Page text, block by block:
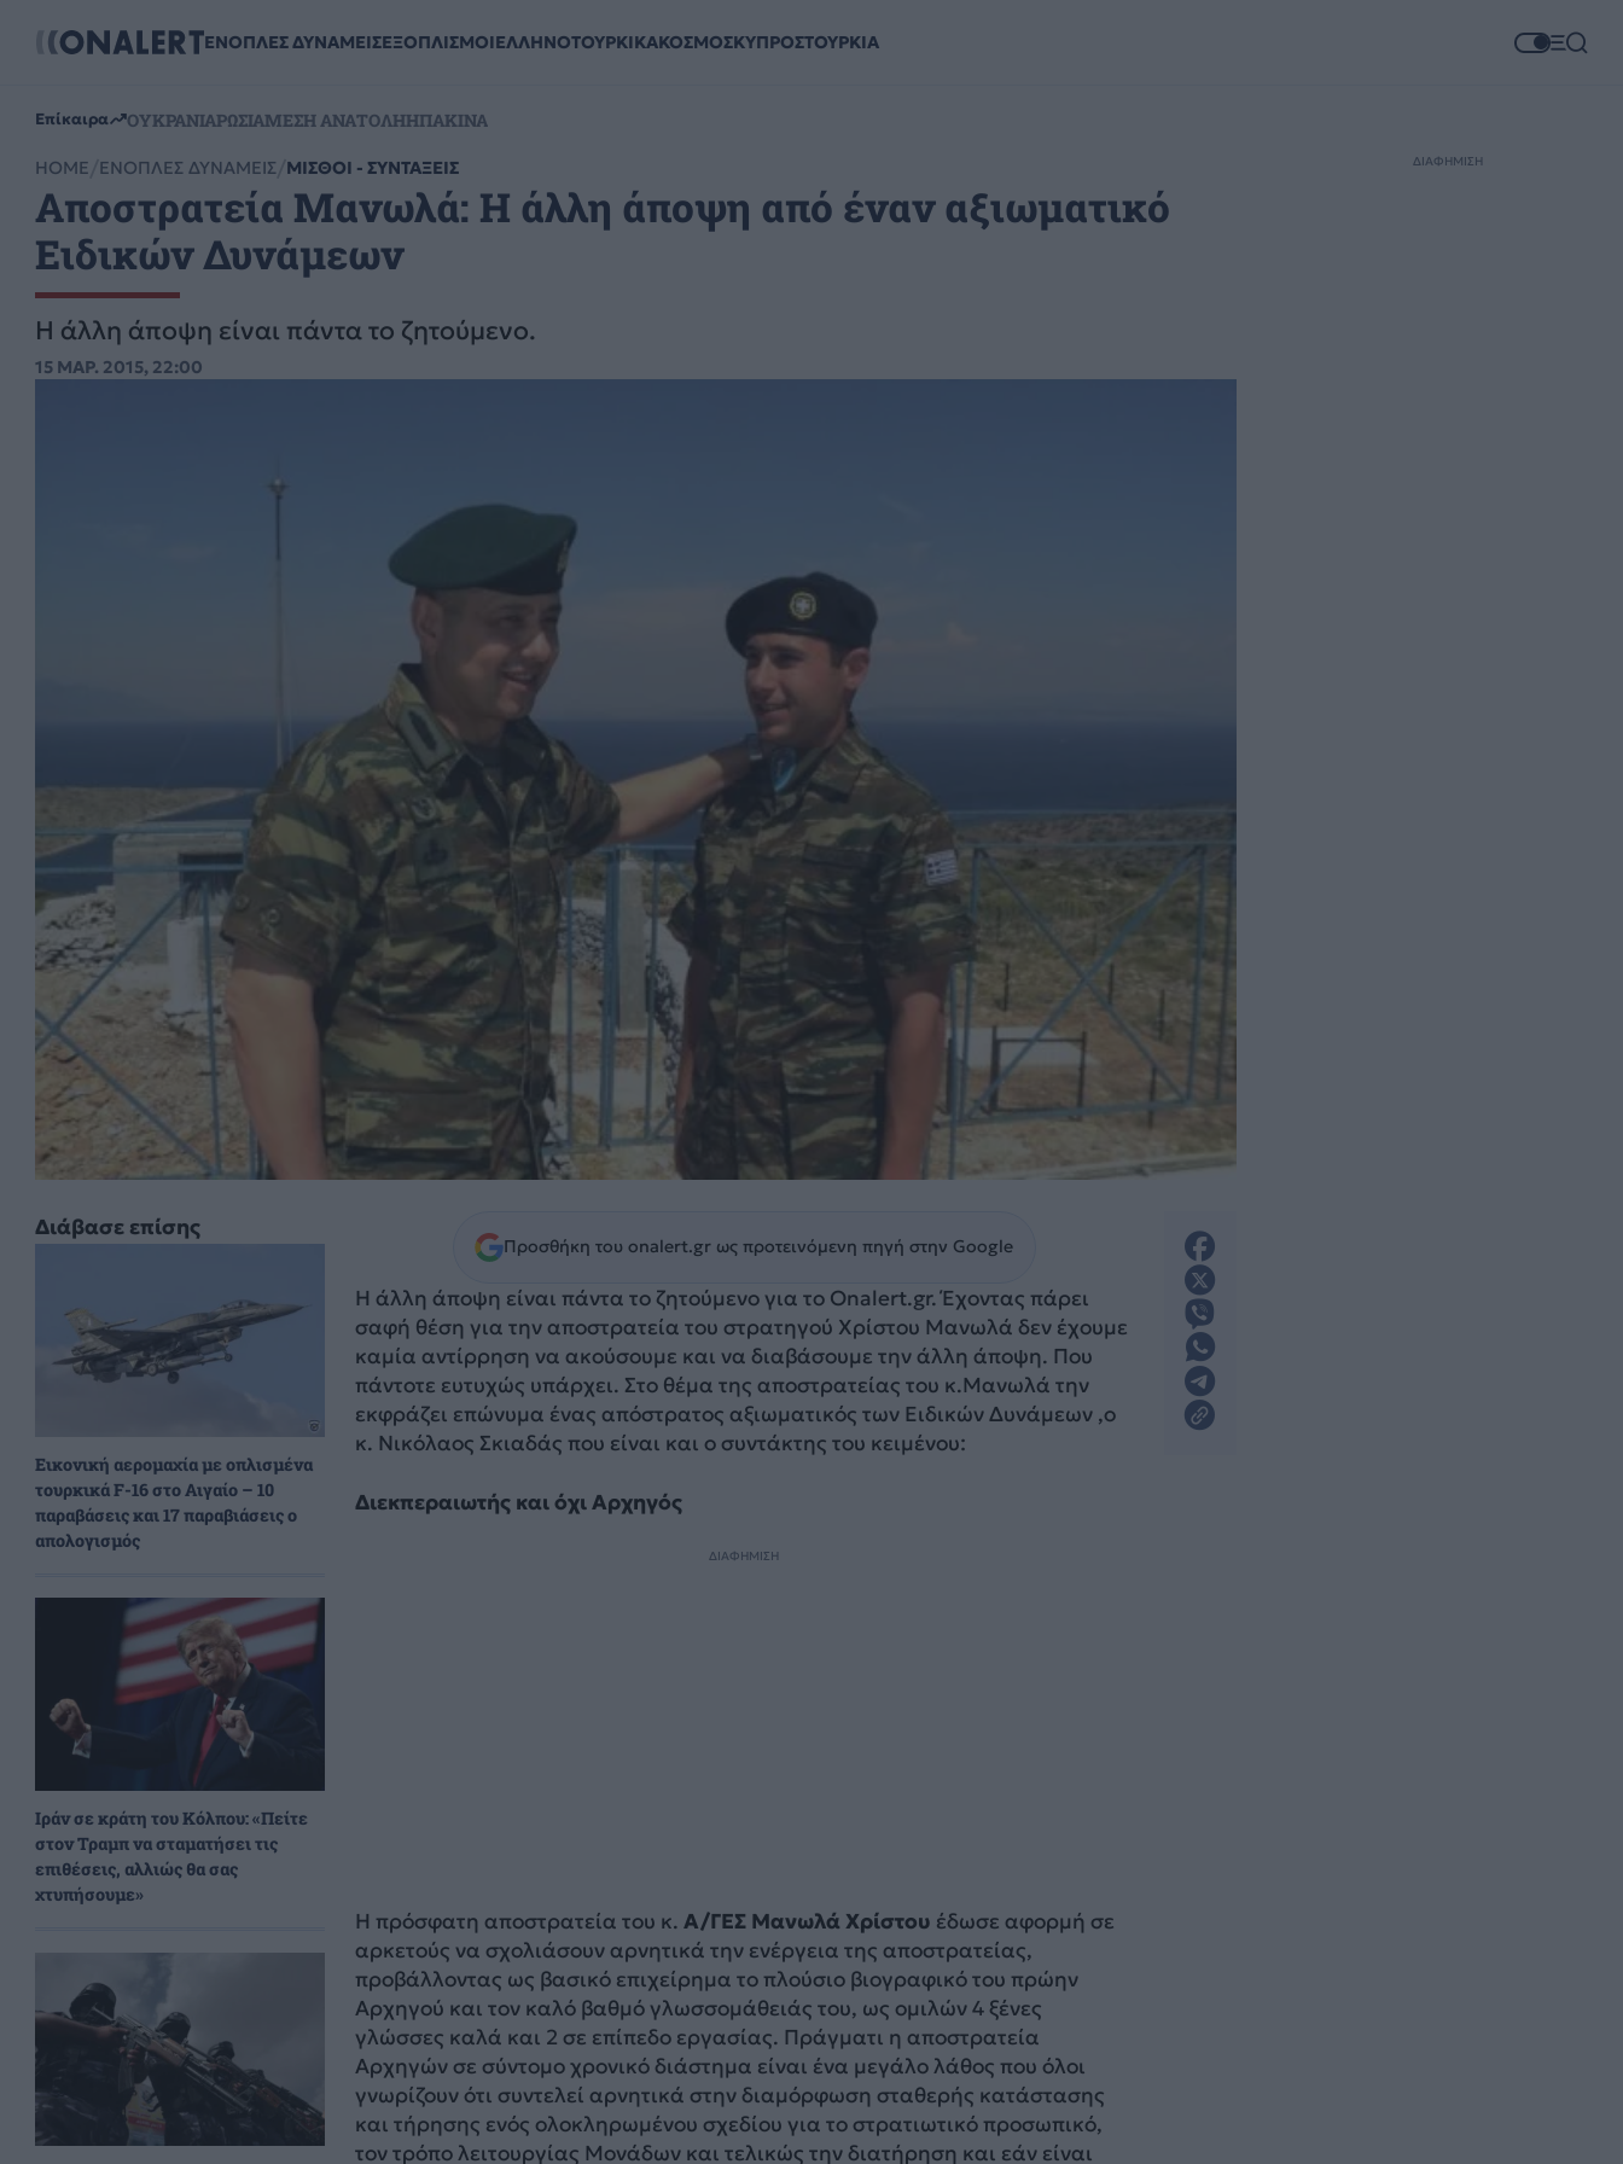
ΕΝΟΠΛΕΣ ΔΥΝΑΜΕΙΣΕΞΟΠΛΙΣΜΟΙΕΛΛΗΝΟΤΟΥΡΚΙΚΑΚΟΣΜΟΣΚΥΠΡΟΣΤΟΥΡΚΙΑ
Επίκαιρα ΟΥΚΡΑΝΙΑΡΩΣΙΑΜΕΣΗ ΑΝΑΤΟΛΗΗΠΑΚΙΝΑ
HOME ΕΝΟΠΛΕΣ ΔΥΝΑΜΕΙΣ ΜΙΣΘΟΙ - ΣΥΝΤΑΞΕΙΣ
Αποστρατεία Μανωλά: Η άλλη άποψη από έναν αξιωματικό
Ειδικών Δυνάμεων
Η άλλη άποψη είναι πάντα το ζητούμενο.
15 ΜΑΡ. 2015, 22:00
Διάβασε επίσης
Εικονική αερομαχία με οπλισμένα
τουρκικά F-16 στο Αιγαίο – 10
παραβάσεις και 17 παραβιάσεις ο
απολογισμός
Ιράν σε κράτη του Κόλπου: «Πείτε
στον Τραμπ να σταματήσει τις
επιθέσεις, αλλιώς θα σας
χτυπήσουμε»
Προσθήκη του onalert.gr ως προτεινόμενη πηγή στην Google
Η άλλη άποψη είναι πάντα το ζητούμενο για το Onalert.gr. Έχοντας πάρει
σαφή θέση για την αποστρατεία του στρατηγού Χρίστου Μανωλά δεν έχουμε
καμία αντίρρηση να ακούσουμε και να διαβάσουμε την άλλη άποψη. Που
πάντοτε ευτυχώς υπάρχει. Στο θέμα της αποστρατείας του κ.Μανωλά την
εκφράζει επώνυμα ένας απόστρατος αξιωματικός των Ειδικών Δυνάμεων ,ο
κ. Νικόλαος Σκιαδάς που είναι και ο συντάκτης του κειμένου:
Διεκπεραιωτής και όχι Αρχηγός
ΔΙΑΦΗΜΙΣΗ
Η πρόσφατη αποστρατεία του κ. Α/ΓΕΣ Μανωλά Χρίστου έδωσε αφορμή σε
αρκετούς να σχολιάσουν αρνητικά την ενέργεια της αποστρατείας,
προβάλλοντας ως βασικό επιχείρημα το πλούσιο βιογραφικό του πρώην
Αρχηγού και τον καλό βαθμό γλωσσομάθειάς του, ως ομιλών 4 ξένες
γλώσσες καλά και 2 σε επίπεδο εργασίας. Πράγματι η αποστρατεία
Αρχηγών σε σύντομο χρονικό διάστημα είναι ένα μεγάλο λάθος που όλοι
γνωρίζουν ότι συντελεί αρνητικά στην διαμόρφωση σταθερής κατάστασης
και τήρησης ενός ολοκληρωμένου σχεδίου για το στρατιωτικό προσωπικό,
τον τρόπο λειτουργίας Μονάδων και τελικώς την διατήρηση και εάν είναι
ΔΙΑΦΗΜΙΣΗ